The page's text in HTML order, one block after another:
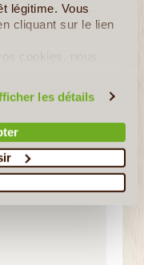
légitime. Vous
cliquant sur le lien
cookies, nous
les détails